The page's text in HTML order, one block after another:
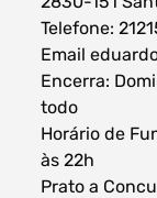
Telefone:
Email
Encerra:
todo
Horário de
às 22h
Prato a